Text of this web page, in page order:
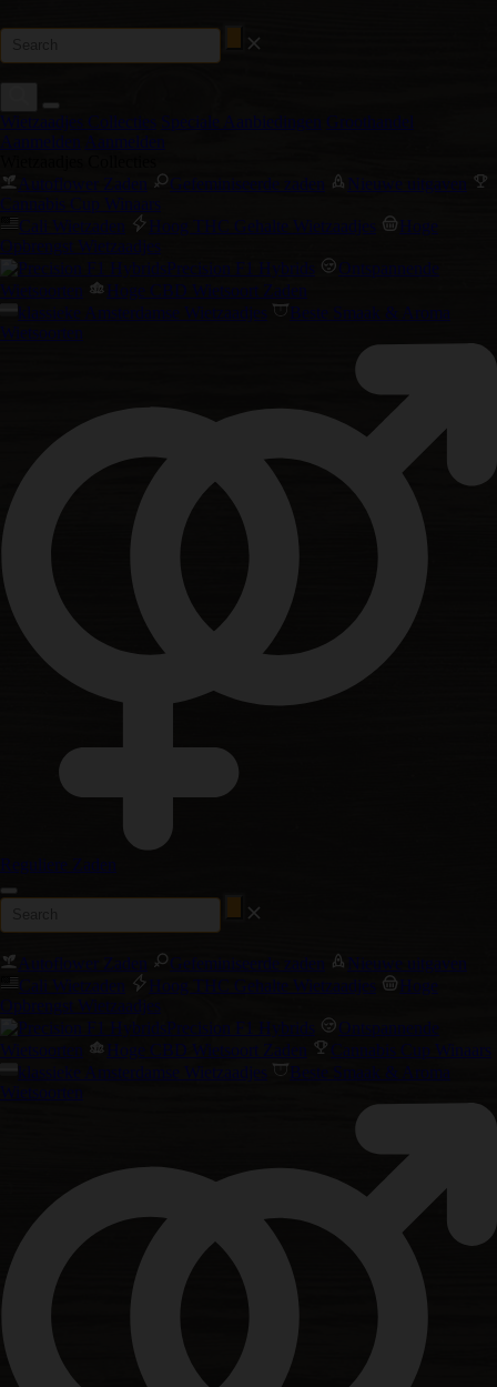
Wietzaadjes Collecties Speciale Aanbiedingen Groothandel
Aanmelden Aanmelden
Autoflower Zaden
Gefeminiseerde zaden
Nieuwe uitgaven
Cannabis Cup Winaars
Cali Wietzaden
Hoog THC Gehalte Wietzaadjes
Hoge
Opbrengst Wietzaadjes
Precision F1 Hybrids
Ontspannende
Wietsoorten
Hoge CBD Wietsoort Zaden
klassieke Amsterdamse Wietzaadjes
Beste Smaak & Aroma
Wietsoorten
Reguliere Zaden
Autoflower Zaden Gefeminiseerde zaden
Nieuwe uitgaven
Cali Wietzaden
Hoog THC Gehalte Wietzaadjes
Hoge
Opbrengst Wietzaadjes
Precision F1 Hybrids
Ontspannende
Wietsoorten
Hoge CBD Wietsoort Zaden
Cannabis Cup Winaars
klassieke Amsterdamse Wietzaadjes
Beste Smaak & Aroma
Wietsoorten